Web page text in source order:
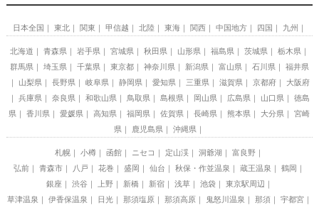
日本全国 東北 関東 甲信越 北陸 東海 関西 中国地方 四国 九州
北海道 青森県 岩手県 宮城県 秋田県 山形県 福島県 茨城県
栃木県
群馬県
埼玉県 千葉県 東京都 神奈川県 新潟県 富山県 石川県
福井県
山梨県
長野県 岐阜県 静岡県 愛知県 三重県 滋賀県 京都府
大阪府
兵庫県
奈良県 和歌山県 鳥取県 島根県 岡山県 広島県 山口県
徳島
県
香川県 愛媛県 高知県 福岡県 佐賀県 長崎県 熊本県 大分県
宮崎
県
鹿児島県 沖縄県
札幌 小樽 函館 ニセコ 定山渓 洞爺湖
富良野
弘前
青森市 八戸 花巻 盛岡 仙台 秋保・作並温泉 蔵王温泉
鶴岡
銀座
渋谷 上野 新橋 新宿 浅草 池袋
東京駅周辺
草津温泉
伊香保温泉 日光 那須塩原 那須高原 鬼怒川温泉 那須
宇都宮